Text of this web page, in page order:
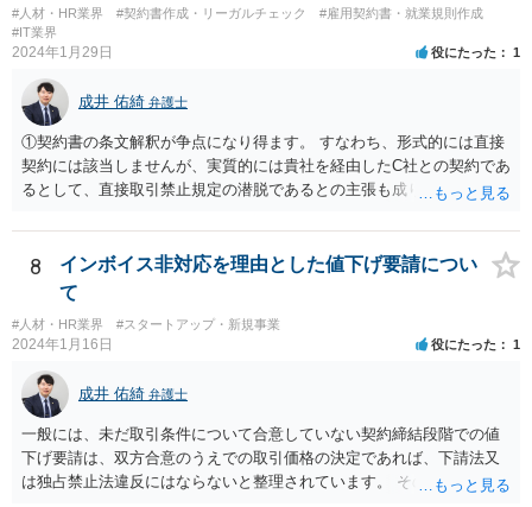
#人材・HR業界 #契約書作成・リーガルチェック
#雇用契約書・就業規則作成
#IT業界
2024年1月29日 役にたった 1
成井 佑綺 弁護士
①契約書の条文解釈が争点になり得ます。 すなわち、形式的には直接
契約には該当しませんが、実質的には貴社を経由したC社との契約であ
るとして、直接取引禁止規定の潜脱であるとの主張も成り立ち得るも
請求を受ける）可能性もあります。 基本的には、A、B社間で覚書を締
結するなど話をまとめていただいた方が宜しいかと存じます。 ②本掲
示板は法律相談に関する掲示板となりますので、法的な観点に限定し
た回答となりますが、一次的にB社から違約金の請求を受けるのはA社
と考えられます。 もっとも、貴社がスキームの決定をA社と共同して
行った場合、A社から事後的に違約金の一部について求償請求を受ける
可能性も否定はできません。 そのため、仮に当該スキームを実施する
にしても、A社に上記リスク（違約金を請求されるリスク）を負担して
貰える状況かというところも一つのポイントになろうかと存じます。
8
インボイス非対応を理由とした値下げ要請につい
て
#人材・HR業界 #スタートアップ・新規事業
2024年1月16日 役にたった 1
成井 佑綺 弁護士
一般には、未だ取引条件について合意していない契約締結段階での値
下げ要請は、双方合意のうえでの取引価格の決定であれば、下請法又
は独占禁止法違反にはならないと整理されています。 そのため、先方